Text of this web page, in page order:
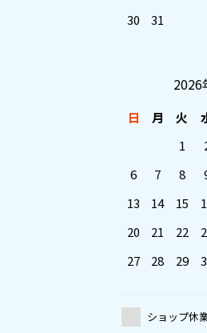
30
31
2026
日 月 火
1
6
7 8
13
14 15
20
21 22
27
28 29
ショップ休